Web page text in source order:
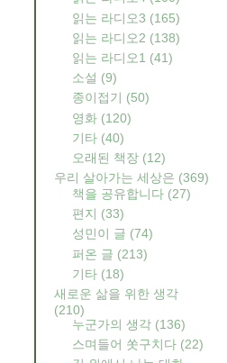
읽는 라디오3 (165)
읽는 라디오2 (138)
읽는 라디오1 (41)
소설 (9)
종이접기 (50)
영화 (120)
기타 (40)
오래된 책장 (12)
우리 살아가는 세상은 (369)
책을 공유합니다 (27)
편지 (33)
성민이 글 (74)
퍼온 글 (213)
기타 (18)
새로운 삶을 위한 생각
(210)
누군가의 생각 (136)
스며들어 쏫구치다 (22)